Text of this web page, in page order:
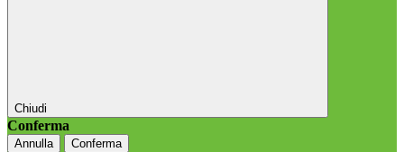
Chiudi
Conferma
Annulla Conferma